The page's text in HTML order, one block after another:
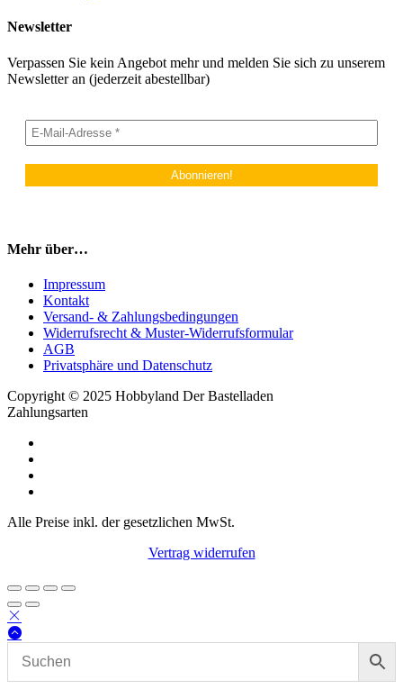
Newsletter
Verpassen Sie kein Angebot mehr und melden Sie sich zu unserem
Newsletter an (jederzeit abestellbar)
Mehr über…
Impressum
Kontakt
Versand- & Zahlungsbedingungen
Widerrufsrecht & Muster-Widerrufsformular
AGB
Privatsphäre und Datenschutz
Copyright © 2025 Hobbyland Der Bastelladen
Zahlungsarten
Alle Preise inkl. der gesetzlichen MwSt.
Vertrag widerrufen